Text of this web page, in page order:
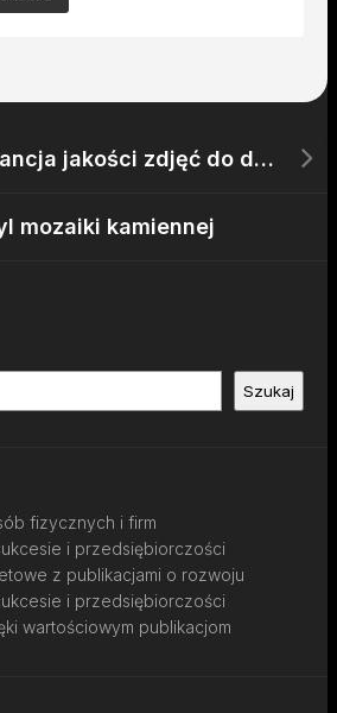
Top-Foto: Gwarancja jakości zdjęć do dokumentów
mozaiki kamiennej
Szukaj
fizycznych i firm
i przedsiębiorczości
z publikacjami o rozwoju
i przedsiębiorczości
wartościowym publikacjom